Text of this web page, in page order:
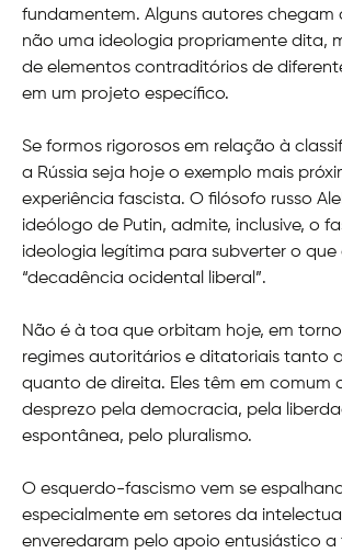
fundamentem. Alguns autores chegam
não uma ideologia propriamente dita,
de elementos contraditórios de
em um projeto específico.
Se formos rigorosos em relação à
a Rússia seja hoje o exemplo mais
experiência fascista. O filósofo russo
ideólogo de Putin, admite, inclusive, o
ideologia legítima para subverter o que
“decadência ocidental liberal”.
Não é à toa que orbitam hoje, em torno
regimes autoritários e ditatoriais tanto
quanto de direita. Eles têm em comum
desprezo pela democracia, pela
espontânea, pelo pluralismo.
O esquerdo-fascismo vem se
especialmente em setores da
enveredaram pelo apoio entusiástico